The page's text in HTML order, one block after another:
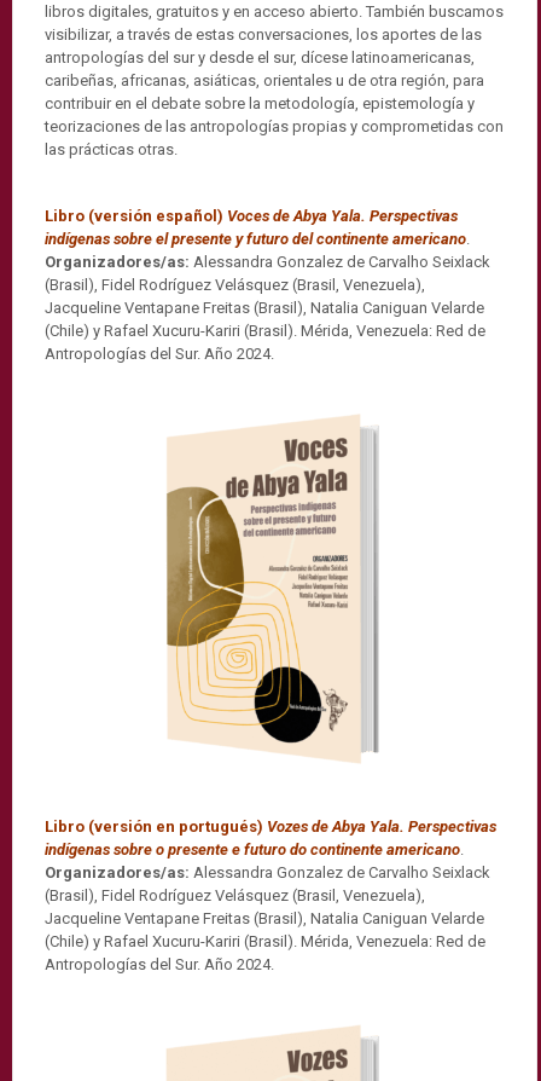
libros digitales, gratuitos y en acceso abierto. También buscamos
visibilizar, a través de estas conversaciones, los aportes de las
antropologías del sur y desde el sur, dícese latinoamericanas,
caribeñas, africanas, asiáticas, orientales u de otra región, para
contribuir en el debate sobre la metodología, epistemología y
teorizaciones de las antropologías propias y comprometidas con
las prácticas otras.
Libro (versión español) Voces de Abya Yala. Perspectivas
indígenas sobre el presente y futuro del continente americano.
Organizadores/as: Alessandra Gonzalez de Carvalho Seixlack
(Brasil), Fidel Rodríguez Velásquez (Brasil, Venezuela),
Jacqueline Ventapane Freitas (Brasil), Natalia Caniguan Velarde
(Chile) y Rafael Xucuru-Kariri (Brasil). Mérida, Venezuela: Red de
Antropologías del Sur. Año 2024.
Libro (versión en portugués) Vozes de Abya Yala. Perspectivas
indígenas sobre o presente e futuro do continente americano.
Organizadores/as: Alessandra Gonzalez de Carvalho Seixlack
(Brasil), Fidel Rodríguez Velásquez (Brasil, Venezuela),
Jacqueline Ventapane Freitas (Brasil), Natalia Caniguan Velarde
(Chile) y Rafael Xucuru-Kariri (Brasil). Mérida, Venezuela: Red de
Antropologías del Sur. Año 2024.